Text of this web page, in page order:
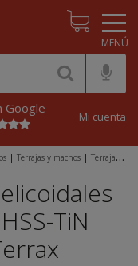
Google
Mi cuenta
| Terrajas y machos | Terrajas |
TiN